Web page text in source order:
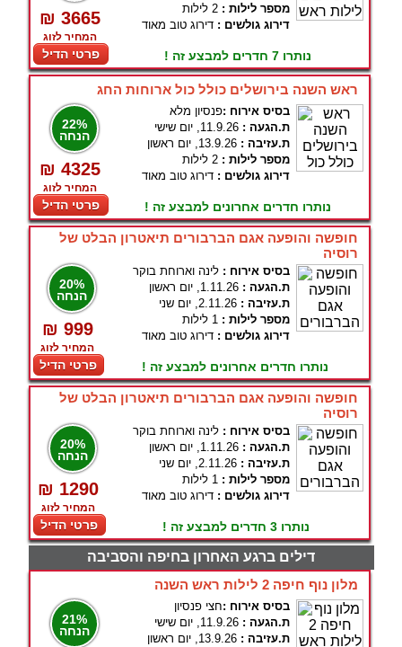
₪ 3665
המחיר לזוג
פרטי הדיל
מספר לילות : 2 לילות
דירוג גולשים : דירוג טוב מאוד
נותרו 7 חדרים למבצע זה !
ראש השנה בירושלים כולל כול ארוחות החג
22%
הנחה
₪ 4325
המחיר לזוג
פרטי הדיל
בסיס אירוח :פנסיון מלא
ת.הגעה : 11.9.26, יום שישי
ת.עזיבה : 13.9.26, יום ראשון
מספר לילות : 2 לילות
דירוג גולשים : דירוג טוב מאוד
נותרו חדרים אחרונים למבצע זה !
חופשה והופעה אגם הברבורים תיאטרון הבלט של
רוסיה
20%
הנחה
₪ 999
המחיר לזוג
פרטי הדיל
בסיס אירוח : לינה וארוחת בוקר
ת.הגעה : 1.11.26, יום ראשון
ת.עזיבה : 2.11.26, יום שני
מספר לילות : 1 לילות
דירוג גולשים : דירוג טוב מאוד
נותרו חדרים אחרונים למבצע זה !
חופשה והופעה אגם הברבורים תיאטרון הבלט של
רוסיה
20%
הנחה
₪ 1290
המחיר לזוג
פרטי הדיל
בסיס אירוח : לינה וארוחת בוקר
ת.הגעה : 1.11.26, יום ראשון
ת.עזיבה : 2.11.26, יום שני
מספר לילות : 1 לילות
דירוג גולשים : דירוג טוב מאוד
נותרו 3 חדרים למבצע זה !
דילים ברגע האחרון בחיפה והסביבה
מלון נוף חיפה 2 לילות ראש השנה
21%
הנחה
בסיס אירוח :חצי פנסיון
ת.הגעה : 11.9.26, יום שישי
ת.עזיבה : 13.9.26, יום ראשון